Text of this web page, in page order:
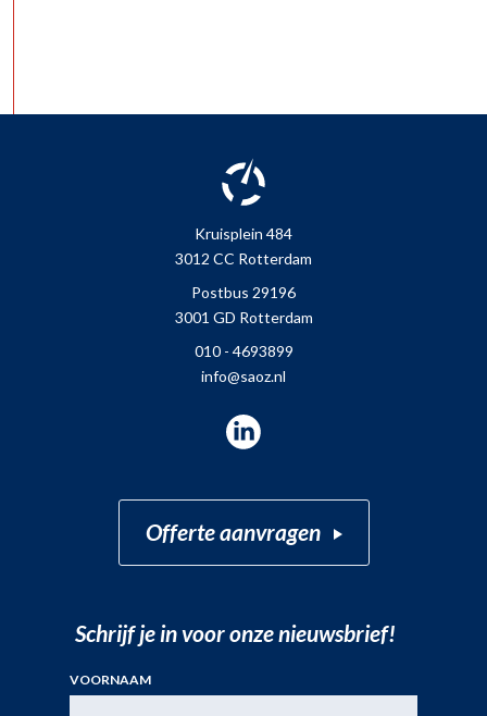
Kruisplein 484
3012 CC Rotterdam
Postbus 29196
3001 GD Rotterdam
010 - 4693899
info@saoz.nl
Schrijf je in voor onze nieuwsbrief!
VOORNAAM
Offerte aanvragen